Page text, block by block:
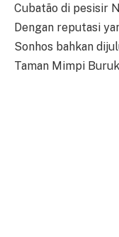
Cubatão di pesisir
Dengan reputasi
Sonhos bahkan
Taman Mimpi